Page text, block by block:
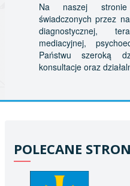
Na naszej stronie
świadczonych przez
diagnostycznej,
mediacyjnej,
Państwu szeroką
konsultacje oraz
POLECANE